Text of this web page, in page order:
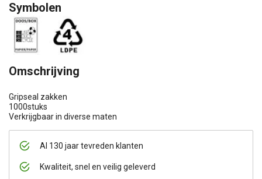
Al 130 jaar tevreden klanten
Kwaliteit, snel en veilig geleverd
Symbolen
Omschrijving
Gripseal zakken
1000stuks
Verkrijgbaar in diverse maten